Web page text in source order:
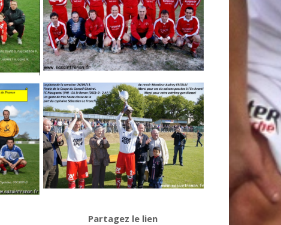
Partagez le lien